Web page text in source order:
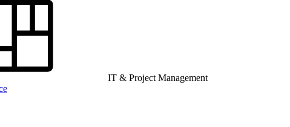
IT & Project Management